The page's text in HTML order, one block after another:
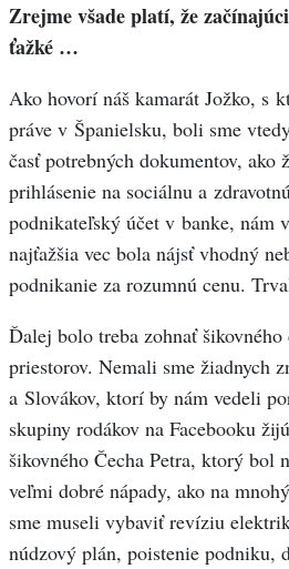
Zrejme všade platí, že
ťažké …
Ako hovorí náš kamarát Jožko, s
práve v Španielsku, boli sme
časť potrebných dokumentov, ako
prihlásenie na sociálnu a
podnikateľský účet v banke, nám
najťažšia vec bola nájsť vhodný
podnikanie za rozumnú cenu.
Ďalej bolo treba zohnať
priestorov. Nemali sme žiadnych
a Slovákov, ktorí by nám vedeli
skupiny rodákov na Facebooku
šikovného Čecha Petra, ktorý bol
veľmi dobré nápady, ako na
sme museli vybaviť revíziu
núdzový plán, poistenie podniku,